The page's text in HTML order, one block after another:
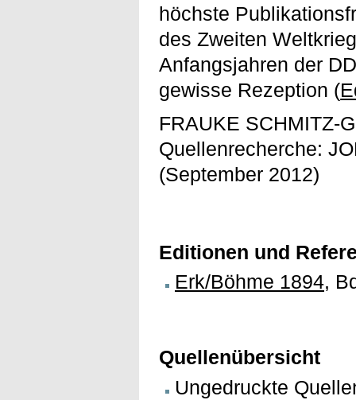
höchste
des Zweiten
Anfangsjahren der
gewisse Rezeption (
FRAUKE SCHMITZ-
Quellenrecherche:
(September 2012)
Editionen und
Erk/Böhme 1894,
Quellenübersicht
Ungedruckte